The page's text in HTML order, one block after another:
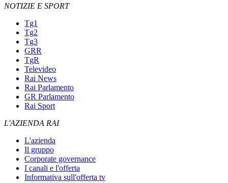
NOTIZIE E SPORT
Tg1
Tg2
Tg3
GRR
TgR
Televideo
Rai News
Rai Parlamento
GR Parlamento
Rai Sport
L'AZIENDA RAI
L'azienda
Il gruppo
Corporate governance
I canali e l'offerta
Informativa sull'offerta tv